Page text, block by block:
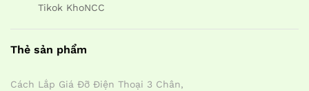
Tikok KhoNCC
Thẻ sản phẩm
Cách Lắp Giá Đỡ Điện Thoại 3 Chân